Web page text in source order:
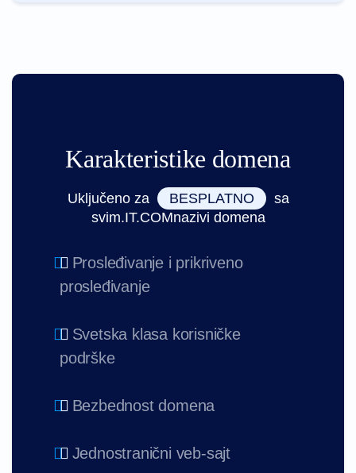
Karakteristike domena
Uključeno za BESPLATNO
sa
svim.IT.COMnazivi domena
Prosleđivanje i prikriveno
prosleđivanje
Svetska klasa korisničke
podrške
Bezbednost domena
Jednostranični veb-sajt